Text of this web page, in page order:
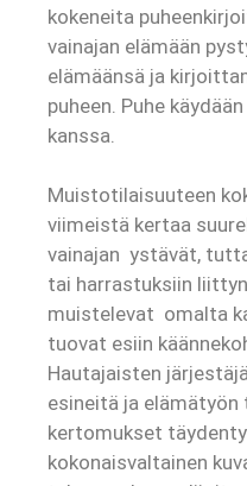
kokeneita
vainajan elämään
elämäänsä ja
puheen. Puhe
kanssa.
Muistotilaisuuteen
viimeistä kertaa
vainajan ystävät,
tai harrastuksiin
muistelevat omalta
tuovat esiin
Hautajaisten
esineitä ja
kertomukset
kokonaisvaltainen